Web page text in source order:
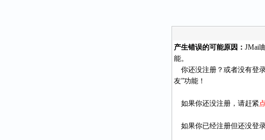
产生错误的可能原因： JMail
能。
你还没注册？或者没有登
友”功能！
如果你还没注册，请赶紧
如果你已经注册但还没登